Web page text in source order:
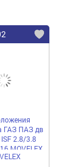
ГАЗ ПАЗ дв
2.8/3.8
MOVELEX